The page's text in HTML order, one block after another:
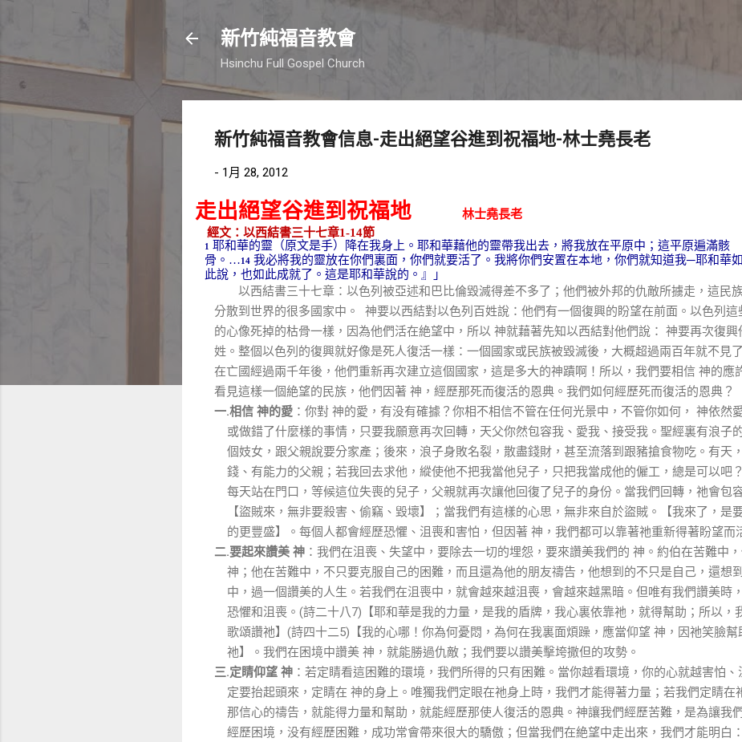
新竹純福音教會
Hsinchu Full Gospel Church
新竹純福音教會信息-走出絕望谷進到祝福地-林士堯長老
- 1月 28, 2012
走出絕望谷進到祝福地 林士堯長老
經文：以西結書三十七章1-14節
1
耶和華的靈（原文是手）降在我身上。耶和華藉他的靈帶我出去，將我放在平原中；這平原遍滿骸
骨。 …14 我必將我的靈放在你們裏面，你們就要活了。我將你們安置在本地，你們就知道我─耶和華如
此說，也如此成就了。這是耶和華說的。』」
以西結書三十七章：以色列被亞述和巴比倫毀滅得差不多了；他們被外邦的仇敵所擄走，這民
分散到世界的很多國家中。
神要以西結對以色列百姓說：他們有一個復興的盼望在前面。以色列這
的心像死掉的枯骨一樣，因為他們活在絶望中，所以 神就藉著先知以西結對他們說： 神要再次復興
姓。整個以色列的復興就好像是死人復活一樣：一個國家或民族被毀滅後，大概超過兩百年就不見
在亡國經過兩千年後，他們重新再次建立這個國家，這是多大的神蹟啊！所以，我們要相信 神的應
看見這樣一個絶望的民族，他們因著 神，經歷那死而復活的恩典。我們如何經歷死而復活的恩典？
一.相信 神的愛 ：你對 神的愛，有没有確據？你相不相信不管在任何光景中，不管你如何， 神依然
或做錯了什麼樣的事情，只要我願意再次回轉，天父你然包容我、愛我、接受我。聖經裏有浪子
個妓女，跟父親說要分家產；後來，浪子身敗名裂，散盡錢財，甚至流落到跟豬搶食物吃。有天
錢、有能力的父親；若我回去求他，縱使他不把我當他兒子，只把我當成他的僱工，總是可以吧
每天站在門口，等候這位失喪的兒子，父親就再次讓他回復了兒子的身份。當我們回轉，祂會包
【盜賊來，無非要殺害、偷竊、毀壞】；當我們有這樣的心思，無非來自於盜賊。【我來了，是
的更豐盛】。每個人都會經歷恐懼、沮喪和害怕，但因著 神，我們都可以靠著祂重新得著盼望而
二.要起來讚美 神 ：我們在沮喪、失望中，要除去一切的埋怨，要來讚美我們的 神。約伯在苦難中
神；他在苦難中，不只要克服自己的困難，而且還為他的朋友禱告，他想到的不只是自己，還想
中，過一個讚美的人生。若我們在沮喪中，就會越來越沮喪，會越來越黑暗。但唯有我們讚美時
恐懼和沮喪。 (詩二十八7)
【耶和華是我的力量，是我的盾牌，我心裏依靠祂，就得幫助；所以
歌頌讚祂】 (詩四十二5) 【我的心哪！你為何憂悶，為何在我裏面煩躁，應當仰望 神，因祂笑臉
祂】。我們在困境中讚美 神，就能勝過仇敵；我們要以讚美擊垮撒但的攻勢。
三.定睛仰望 神 ：若定睛看這困難的環境，我們所得的只有困難。當你越看環境，你的心就越害怕、
定要抬起頭來，定睛在 神的身上。唯獨我們定眼在祂身上時，我們才能得著力量；若我們定睛在
那信心的禱告，就能得力量和幫助，就能經歷那使人復活的恩典。神讓我們經歷苦難，是為讓我
經歷困境，没有經歷困難，成功常會帶來很大的驕傲；但當我們在絶望中走出來，我們才能明白